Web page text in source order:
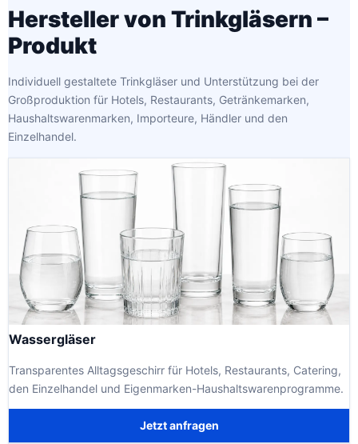
Hersteller von Trinkgläsern –
Produkt
Individuell gestaltete Trinkgläser und Unterstützung bei der
Großproduktion für Hotels, Restaurants, Getränkemarken,
Haushaltswarenmarken, Importeure, Händler und den
Einzelhandel.
Wassergläser
Transparentes Alltagsgeschirr für Hotels, Restaurants, Catering,
den Einzelhandel und Eigenmarken-Haushaltswarenprogramme.
Jetzt anfragen